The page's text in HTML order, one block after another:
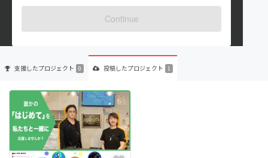
Continue
出身国：日本 出身地：佐賀県
支援したプロジェクト 0 投稿したプロジェクト 1